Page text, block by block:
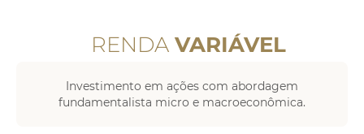
RENDA VARIÁVEL
Investimento em ações com abordagem
fundamentalista micro e macroeconômica.